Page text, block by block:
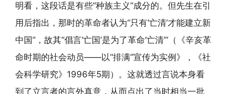
明看，这段话是有些“种族主义”成分的。但先生在引
用后指出，那时的革命者认为“只有‘亡清’才能建立新
中国”，故其“倡言‘亡国’是为了革命‘亡清’”（《辛亥革
命时期的社会动员——以“排满”宣传为实例》，《社
会科学研究》1996年5期）。这就透过言说本身看
到了立言者的言外真意，从而点出了当时相当一批